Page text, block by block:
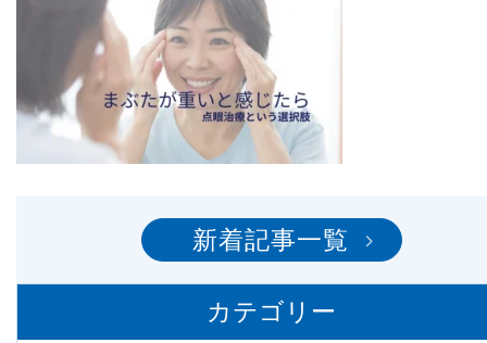
新着記事一覧
カテゴリー